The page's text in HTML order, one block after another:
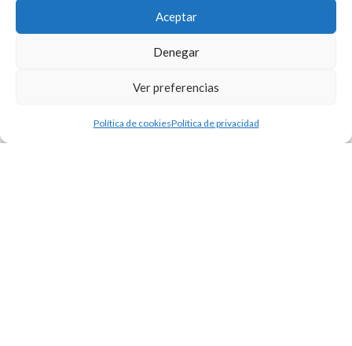
Aceptar
Denegar
Ver preferencias
Política de cookiesPolítica de privacidad
Este evento ha
terminado